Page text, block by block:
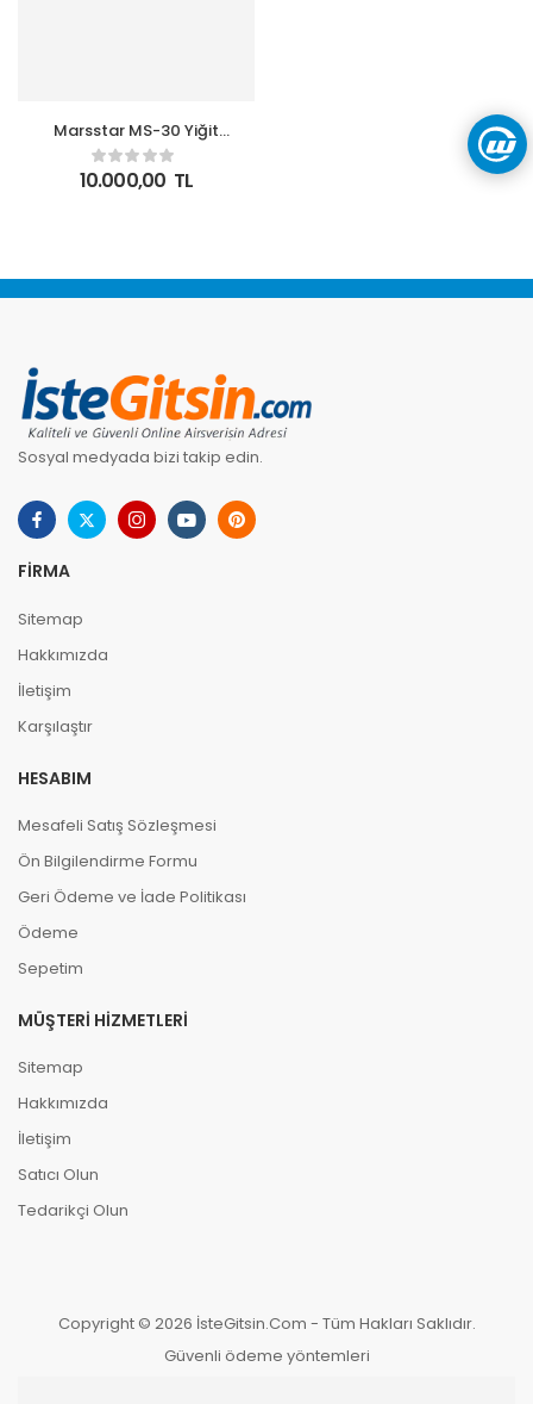
Marsstar MS-30 Yiğit
Sanayi Tipi Ayaklı
Vantilatör
10.000,00 TL
Sosyal medyada bizi takip edin.
FIRMA
Sitemap
Hakkımızda
İletişim
Karşılaştır
HESABIM
Mesafeli Satış Sözleşmesi
Ön Bilgilendirme Formu
Geri Ödeme ve İade Politikası
Ödeme
Sepetim
MÜŞTERI HIZMETLERI
Sitemap
Hakkımızda
İletişim
Satıcı Olun
Tedarikçi Olun
Copyright © 2026 İsteGitsin.Com - Tüm Hakları Saklıdır.
Güvenli ödeme yöntemleri